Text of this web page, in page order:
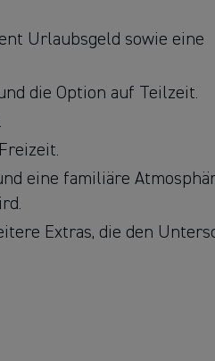
Urlaubsgeld sowie eine
die Option auf Teilzeit.
eine familiäre
Extras, die den